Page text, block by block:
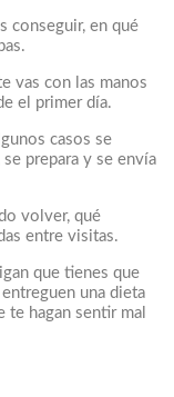
conseguir, en qué
vas con las manos
el primer día.
casos se
prepara y se envía
volver, qué
entre visitas.
que tienes que
una dieta
hagan sentir mal